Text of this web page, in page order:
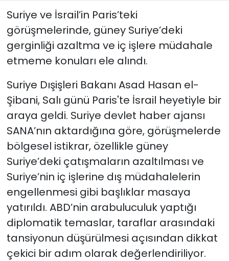
Suriye ve İsrail’in Paris’teki
görüşmelerinde, güney Suriye’deki
gerginliği azaltma ve iç işlere müdahale
etmeme konuları ele alındı.
Suriye Dışişleri Bakanı Asad Hasan el-
Şibani, Salı günü Paris'te İsrail heyetiyle bir
araya geldi. Suriye devlet haber ajansı
SANA’nın aktardığına göre, görüşmelerde
bölgesel istikrar, özellikle güney
Suriye’deki çatışmaların azaltılması ve
Suriye’nin iç işlerine dış müdahalelerin
engellenmesi gibi başlıklar masaya
yatırıldı. ABD’nin arabuluculuk yaptığı
diplomatik temaslar, taraflar arasındaki
tansiyonun düşürülmesi açısından dikkat
çekici bir adım olarak değerlendiriliyor.